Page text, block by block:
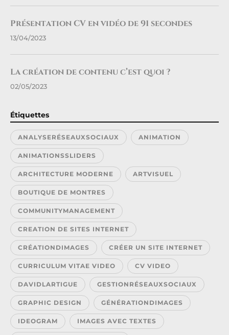
Présentation CV en vidéo de 91 secondes
13/04/2023
La création de contenu c’est quoi ?
02/05/2023
Étiquettes
ANALYSERÉSEAUXSOCIAUX ANIMATION
ANIMATIONSSLIDERS
ARCHITECTURE MODERNE ARTVISUEL
BOUTIQUE DE MONTRES
COMMUNITYMANAGEMENT
CREATION DE SITES INTERNET
CRÉATIONDIMAGES CRÉER UN SITE INTERNET
CURRICULUM VITAE VIDEO CV VIDEO
DAVIDLARTIGUE GESTIONRÉSEAUXSOCIAUX
GRAPHIC DESIGN GÉNÉRATIONDIMAGES
IDEOGRAM IMAGES AVEC TEXTES